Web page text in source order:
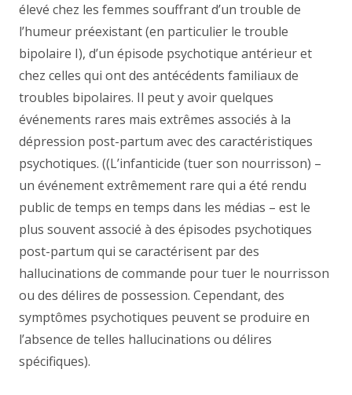
élevé chez les femmes souffrant d’un trouble de
l’humeur préexistant (en particulier le trouble
bipolaire I), d’un épisode psychotique antérieur et
chez celles qui ont des antécédents familiaux de
troubles bipolaires. Il peut y avoir quelques
événements rares mais extrêmes associés à la
dépression post-partum avec des caractéristiques
psychotiques. ((L’infanticide (tuer son nourrisson) –
un événement extrêmement rare qui a été rendu
public de temps en temps dans les médias – est le
plus souvent associé à des épisodes psychotiques
post-partum qui se caractérisent par des
hallucinations de commande pour tuer le nourrisson
ou des délires de possession. Cependant, des
symptômes psychotiques peuvent se produire en
l’absence de telles hallucinations ou délires
spécifiques).